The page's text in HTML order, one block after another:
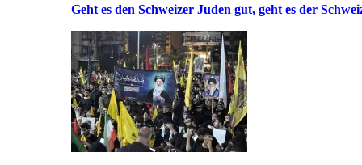
Geht es den Schweizer Juden gut, geht es der